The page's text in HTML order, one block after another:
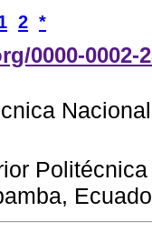
2 *
0000-0002-